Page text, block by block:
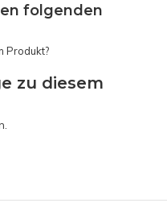
folgenden
zu diesem